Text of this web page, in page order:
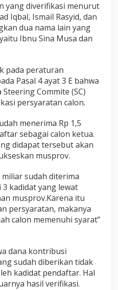
yang diverifikasi menurut
Iqbal, Ismail Rasyid, dan
dua nama lain yang
Ibnu Sina Musa dan
pada peraturan
Pasal 4 ayat 3 E bahwa
Commite (SC)
persyaratan calon.
menerima Rp 1,5
sebagai calon ketua.
didapat tersebut akan
musprov.
miliar sudah diterima
kadidat yang lewat
musprov.Karena itu
persyaratan, makanya
calon memenuhi syarat”
dana kontribusi
sudah diberikan tidak
kadidat pendaftar. Hal
hasil verifikasi.